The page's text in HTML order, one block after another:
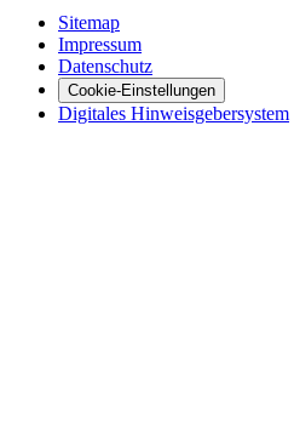
Sitemap
Impressum
Datenschutz
Cookie-Einstellungen
Digitales Hinweisgebersystem